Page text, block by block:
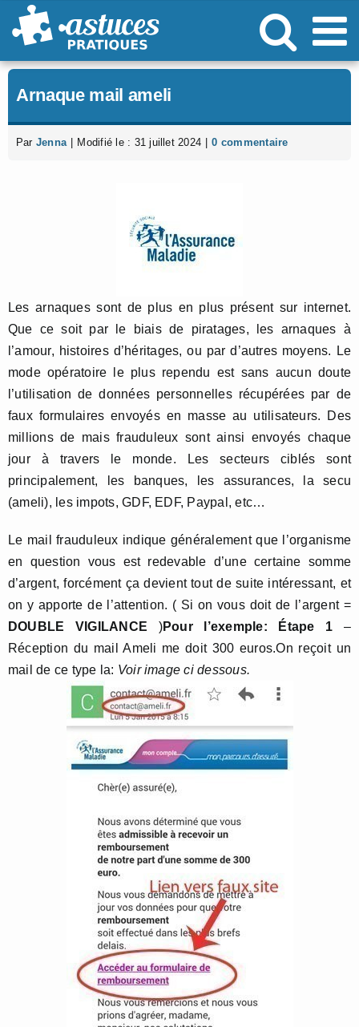
Passer
au
Arnaque mail ameli
Par Jenna Modifié le : 31 juillet 2024 0 commentaire
Les arnaques sont de plus en plus présent sur internet.
Que ce soit par le biais de piratages, les arnaques à
l’amour, histoires d’héritages, ou par d’autres moyens. Le
mode opératoire le plus rependu est sans aucun doute
l’utilisation de données personnelles récupérées par de
faux formulaires envoyés en masse au utilisateurs. Des
millions de mais frauduleux sont ainsi envoyés chaque
jour à travers le monde. Les secteurs ciblés sont
principalement, les banques, les assurances, la secu
(ameli), les impots, GDF, EDF, Paypal, etc…
Le mail frauduleux indique généralement que l’organisme
en question vous est redevable d’une certaine somme
d’argent, forcément ça devient tout de suite intéressant, et
on y apporte de l’attention. ( Si on vous doit de l’argent =
DOUBLE VIGILANCE )Pour l’exemple: Étape 1 –
Réception du mail Ameli me doit 300 euros.On reçoit un
mail de ce type la: Voir image ci dessous.